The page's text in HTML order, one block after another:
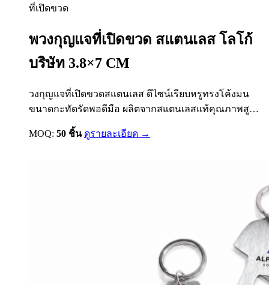
ที่เปิดขวด
พวงกุญแจที่เปิดขวด สแตนเลส โลโก้
บริษัท 3.8×7 CM
วงกุญแจที่เปิดขวดสแตนเลส ดีไซน์เรียบหรูทรงโค้งมน
ขนาดกะทัดรัดพอดีมือ ผลิตจากสแตนเลสแท้คุณภาพสูง
พื้นผิวเคลือบแบบ Brushed Finish ป้องกันรอยขีดข่วนและ
รอยนิ้วมือ มาพร้อมห่วงพวงกุญแจขนาดมาตรฐาน
MOQ: 50 ชิ้น ดูรายละเอียด →